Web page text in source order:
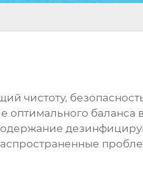
чистоту,
оптимального баланса